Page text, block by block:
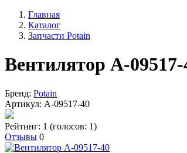
Главная
Каталог
Запчасти Potain
Вентилятор A-09517-
Бренд: Potain
Артикул: A-09517-40
Рейтинг: 1 (голосов: 1)
Отзывы 0